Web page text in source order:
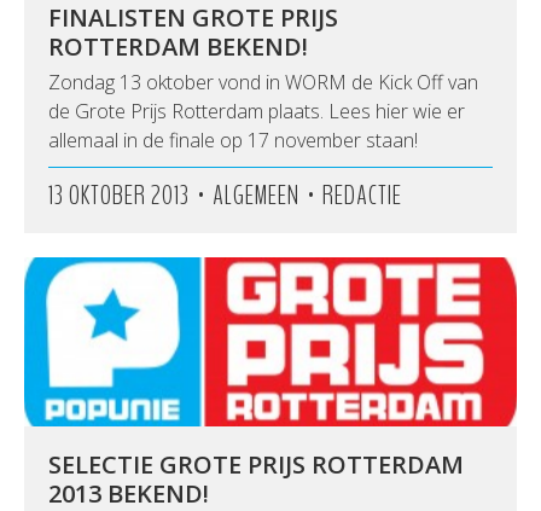
FINALISTEN GROTE PRIJS
ROTTERDAM BEKEND!
Zondag 13 oktober vond in WORM de Kick Off van
de Grote Prijs Rotterdam plaats. Lees hier wie er
allemaal in de finale op 17 november staan!
13 OKTOBER 2013 • ALGEMEEN • REDACTIE
SELECTIE GROTE PRIJS ROTTERDAM
2013 BEKEND!